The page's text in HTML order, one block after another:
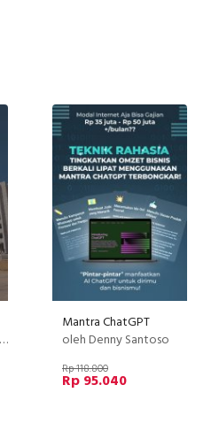
Mantra ChatGPT
oleh Denny Santoso
Rp 118.800
Rp 95.040